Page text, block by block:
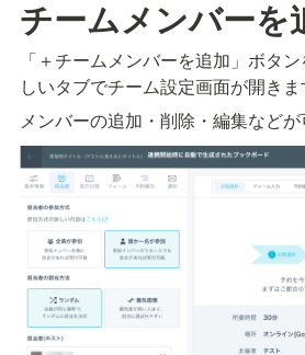
チームメンバーを
「＋チームメンバーを追加」ボタ
しいタブでチーム設定画面が開きま
メンバーの追加・削除・編集などが